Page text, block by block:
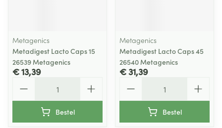
Metagenics
Metadigest Lacto Caps 15
26539 Metagenics
€ 13,39
Bestel
Metagenics
Metadigest Lacto Caps 45
26540 Metagenics
€ 31,39
Bestel